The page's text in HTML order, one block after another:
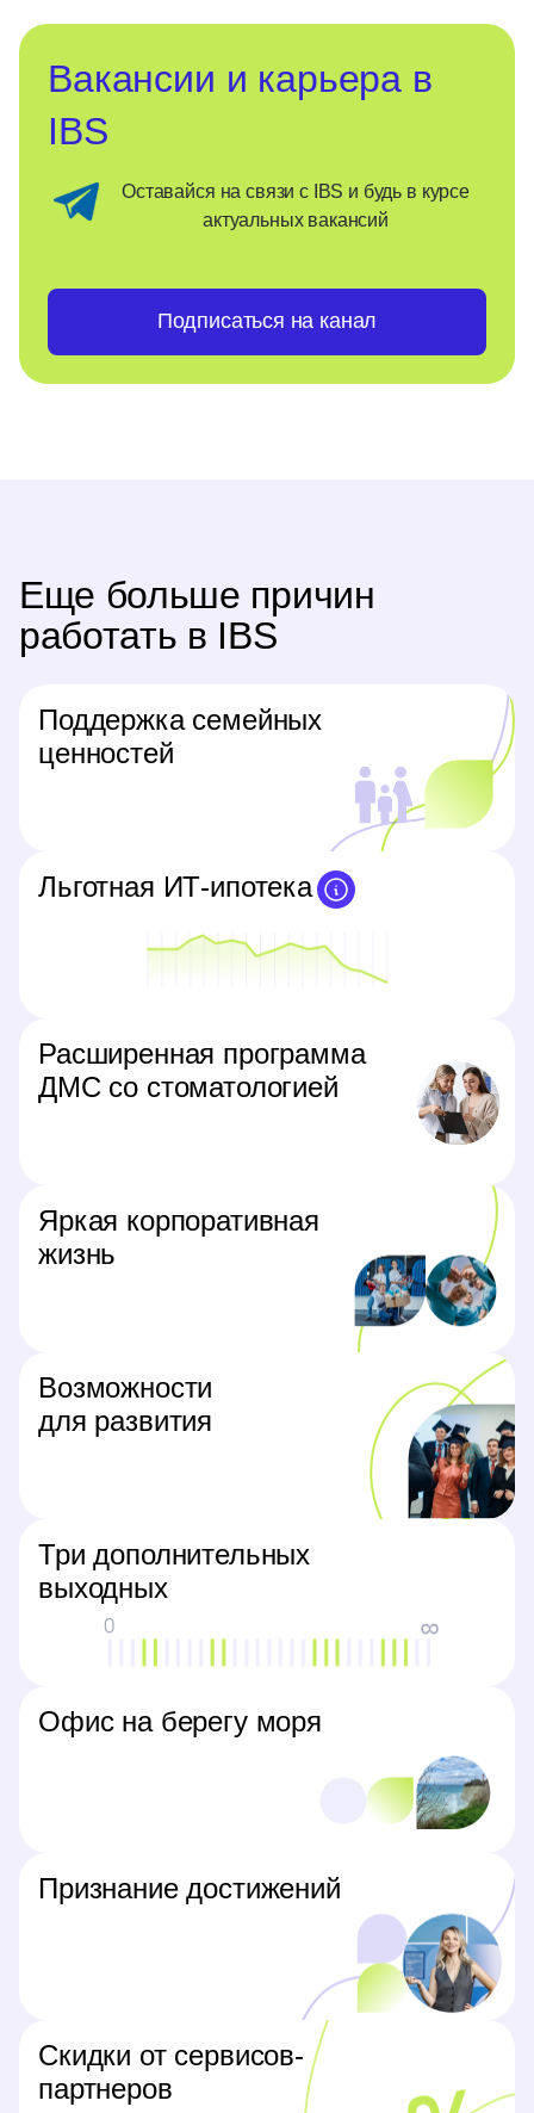
Вакансии и карьера в
IBS
Оставайся на связи с IBS и будь в курсе
актуальных вакансий
Подписаться на канал
Еще больше причин
работать в IBS
Поддержка семейных
ценностей
Расширенная программа
ДМС со стоматологией
Льготная ИТ-ипотека
Яркая корпоративная
жизнь
Офис на берегу моря
Возможности
для развития
Три дополнительных
выходных
Признание достижений
Скидки от сервисов-
партнеров